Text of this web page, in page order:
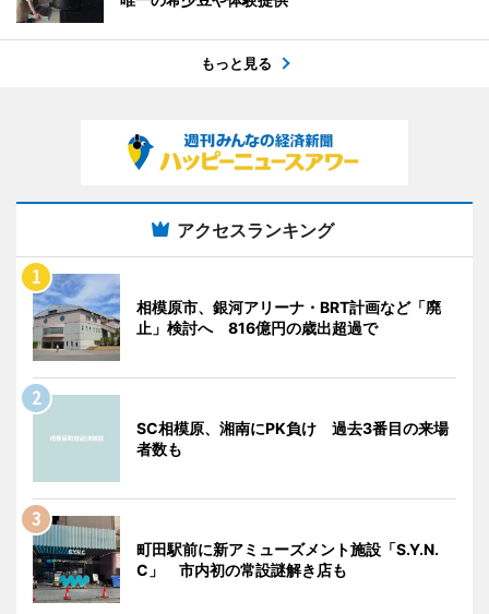
もっと見る
アクセスランキング
相模原市、銀河アリーナ・BRT計画など「廃
止」検討へ 816億円の歳出超過で
SC相模原、湘南にPK負け 過去3番目の来場
者数も
町田駅前に新アミューズメント施設「S.Y.N.
C」 市内初の常設謎解き店も